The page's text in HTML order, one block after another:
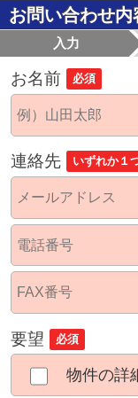
お問い合わせ内
入力
お名前 必須
連絡先 いずれか１
要望 必須
物件の詳